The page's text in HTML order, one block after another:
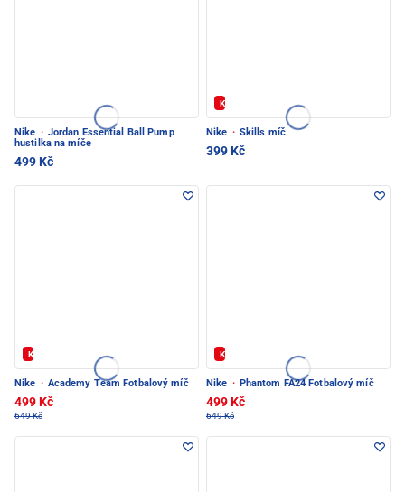
Nike · Jordan Essential Ball Pump
hustilka na míče
499 Kč
Kód: FOTBAL20
Nike · Skills míč
399 Kč
Kód: FOTBAL20
Nike · Academy Team Fotbalový míč
499 Kč
649 Kč
Kód: FOTBAL20
Nike · Phantom FA24 Fotbalový míč
499 Kč
649 Kč